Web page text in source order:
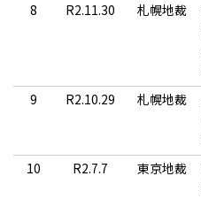
8
R2.11.30 札幌地裁
9
R2.10.29 札幌地裁
10
R2.7.7 東京地裁